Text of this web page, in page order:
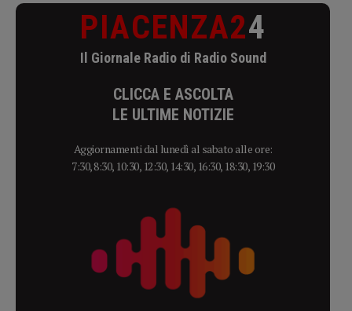
PIACENZA24
Il Giornale Radio di Radio Sound
CLICCA E ASCOLTA
LE ULTIME NOTIZIE
Aggiornamenti dal lunedì al sabato alle ore:
7:30, 8:30, 10:30, 12:30, 14:30, 16:30, 18:30, 19:30